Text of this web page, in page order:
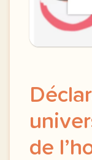
de